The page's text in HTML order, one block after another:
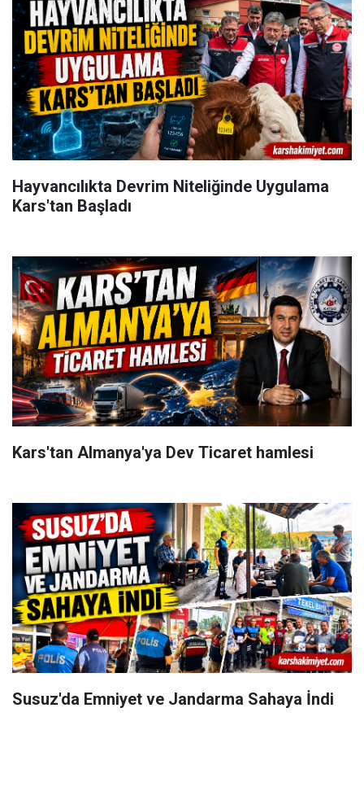
Hayvancılıkta Devrim Niteliğinde Uygulama
Kars'tan Başladı
Kars'tan Almanya'ya Dev Ticaret hamlesi
Susuz'da Emniyet ve Jandarma Sahaya İndi